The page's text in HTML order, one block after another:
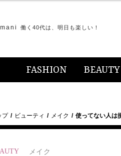
働く40代は、明日も楽しい！
FASHION BEAUTY
プ ビューティ メイク 使ってない人は
メイク